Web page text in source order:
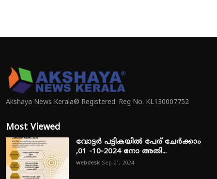
Akshaya News Kerala® Registered. Reg No. KL130007752
Most Viewed
വോട്ടർ പട്ടികയിൽ പേര് ചേർക്കാം
,01 -10-2024 നോ അതി...
webdesk Sep 21, 2024